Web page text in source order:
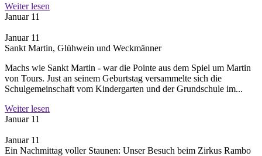
Weiter lesen
Januar 11
Januar 11
Sankt Martin, Glühwein und Weckmänner
Machs wie Sankt Martin - war die Pointe aus dem Spiel um Martin
von Tours. Just an seinem Geburtstag versammelte sich die
Schulgemeinschaft vom Kindergarten und der Grundschule im...
Weiter lesen
Januar 11
Januar 11
Ein Nachmittag voller Staunen: Unser Besuch beim Zirkus Rambo